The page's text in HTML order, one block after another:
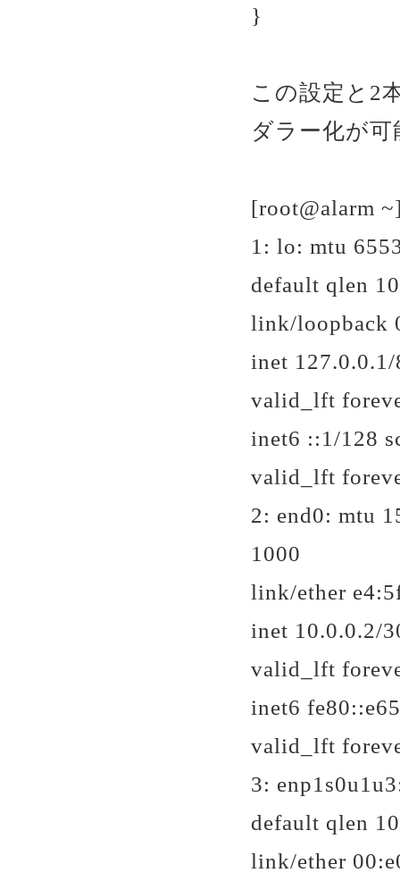
}
この設定と2
ダラー化が可
[root@alarm
1: lo: mtu
default qlen
link/loopback
inet
valid_lft
inet6 ::1/128
valid_lft
2: end0: mtu
1000
link/ether
inet 10.0.0.2/
valid_lft
inet6
valid_lft
3:
default qlen
link/ether